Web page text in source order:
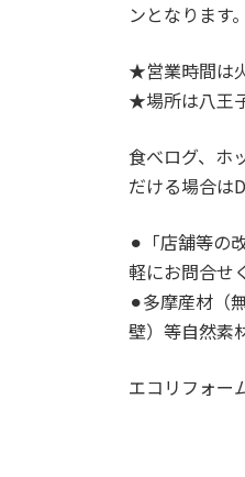
ンとなります。
★営業時間は
★場所は八王
食べログ、ホ
だける場合は
⚫︎「店舗等の
軽にお問合せ
⚫︎多摩産材（
壁）等自然素
エコリフォー